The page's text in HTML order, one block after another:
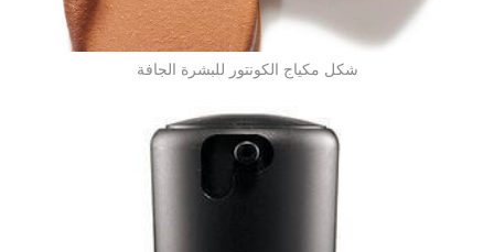
شكل مكياج الكونتور للبشرة الجافة